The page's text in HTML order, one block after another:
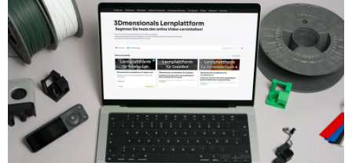
besonders anspruchsvolle Anwendungen kann
zusätzlich der AMS Bypass eingesetzt werden, um
Materialien direkt über externe Spulenhalter
zuzuführen.
Entdecken Sie hier den
Bambu Lab Filament Track Switch
und dieBambu Lab Nozzle Wiping Plate.